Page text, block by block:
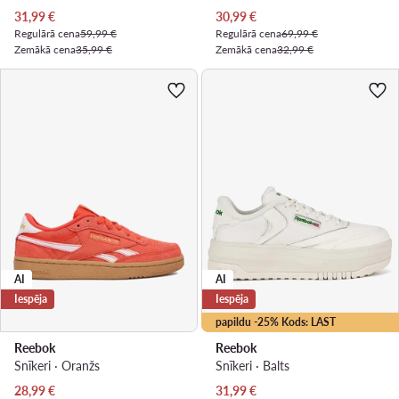
Pašreizējā cena
31,99€
Regulārā cena59,99 €
Zemākā cena35,99 €
Pašreizējā cena
30,99€
Regulārā cena69,99 €
Zemākā cena32,99 €
AI
Iespēja
Reebok
Snīkeri · Oranžs
Pašreizējā cena
28,99€
papildu -25% Kods: LAST
AI
Iespēja
Reebok
Snīkeri · Balts
Pašreizējā cena
31,99€